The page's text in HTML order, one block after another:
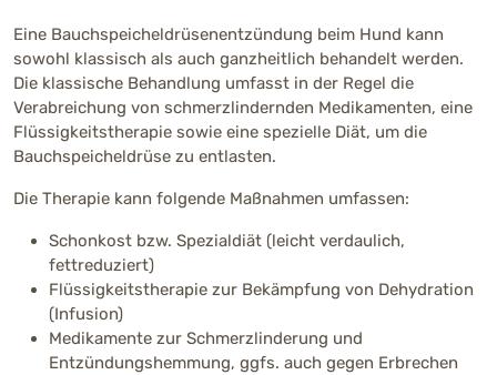
Eine Bauchspeicheldrüsenentzündung beim Hund kann
sowohl klassisch als auch ganzheitlich behandelt werden.
Die klassische Behandlung umfasst in der Regel die
Verabreichung von schmerzlindernden Medikamenten, eine
Flüssigkeitstherapie sowie eine spezielle Diät, um die
Bauchspeicheldrüse zu entlasten.
Die Therapie kann folgende Maßnahmen umfassen:
Schonkost bzw. Spezialdiät (leicht verdaulich,
fettreduziert)
Flüssigkeitstherapie zur Bekämpfung von Dehydration
(Infusion)
Medikamente zur Schmerzlinderung und
Entzündungshemmung, ggfs. auch gegen Erbrechen